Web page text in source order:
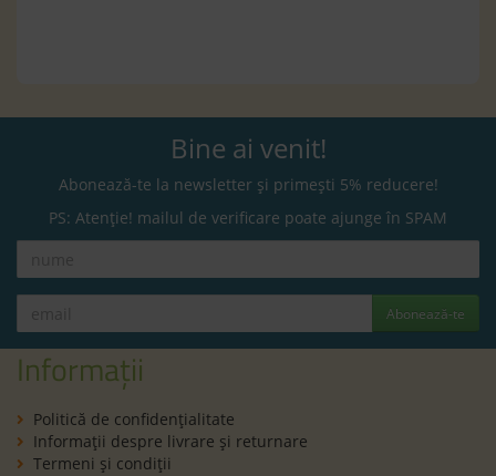
Bine ai venit!
Abonează-te la newsletter și primești 5% reducere!
PS: Atenție! mailul de verificare poate ajunge în SPAM
Abonează-te
Informații
Politică de confidenţialitate
Informaţii despre livrare și returnare
Termeni şi condiţii